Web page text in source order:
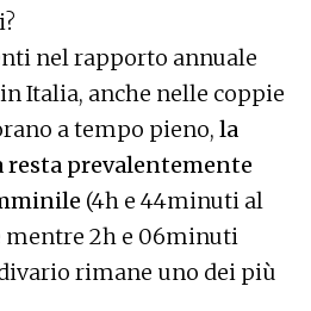
nel rapporto annuale
Italia, anche nelle coppie
a tempo pieno, la
resta prevalentemente
(4h e 44minuti al
mentre 2h e 06minuti
rimane uno dei più